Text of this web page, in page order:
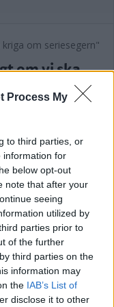
Process My
to third parties, or
information for
below opt-out
note that after your
seeing
utilized by
parties prior to
of the further
third parties on the
information may
the IAB’s List of
disclose it to other
om vi ska
mot